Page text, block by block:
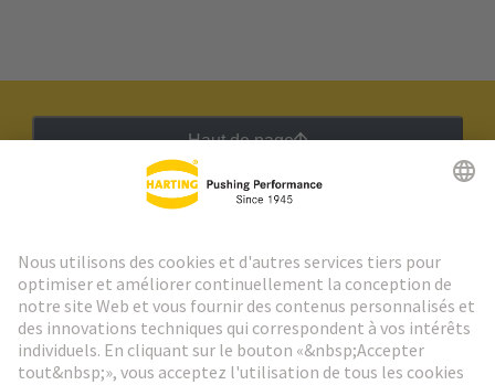
Haut de page
Aller à l'inscription